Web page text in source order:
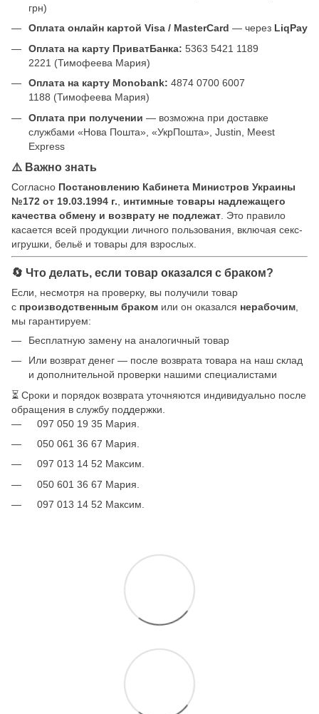
грн)
Оплата онлайн картой Visa / MasterCard — через LiqPay
Оплата на карту ПриватБанка: 5363 5421 1189
2221 (Тимофеева Мария)
Оплата на карту Monobank: 4874 0700 6007
1188 (Тимофеева Мария)
Оплата при получении — возможна при доставке
службами «Нова Пошта», «УкрПошта», Justin, Meest
Express
⚠️ Важно знать
Согласно Постановлению Кабинета Министров Украины
№172 от 19.03.1994 г.
интимные товары надлежащего
качества обмену и возврату не подлежат . Это правило
касается всей продукции личного пользования, включая секс-
игрушки, бельё и товары для взрослых.
🔄 Что делать, если товар оказался с браком?
Если, несмотря на проверку, вы получили товар
с производственным браком или он оказался нерабочим
мы гарантируем:
Бесплатную замену на аналогичный товар
Или возврат денег — после возврата товара на наш склад
и дополнительной проверки нашими специалистами
⏳ Сроки и порядок возврата уточняются индивидуально после
обращения в службу поддержки.
097 050 19 35 Мария.
050 061 36 67 Мария.
097 013 14 52 Максим.
050 601 36 67 Мария.
097 013 14 52 Максим.